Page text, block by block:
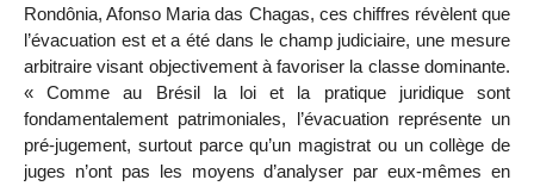
Rondônia, Afonso Maria das Chagas, ces chiffres révèlent que
l’évacuation est et a été dans le champ judiciaire, une mesure
arbitraire visant objectivement à favoriser la classe dominante.
« Comme au Brésil la loi et la pratique juridique sont
fondamentalement patrimoniales, l’évacuation représente un
pré-jugement, surtout parce qu’un magistrat ou un collège de
juges n’ont pas les moyens d’analyser par eux-mêmes en